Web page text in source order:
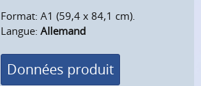
Format: A1 (59,4 x 84,1 cm).
Langue:Allemand
Données produit